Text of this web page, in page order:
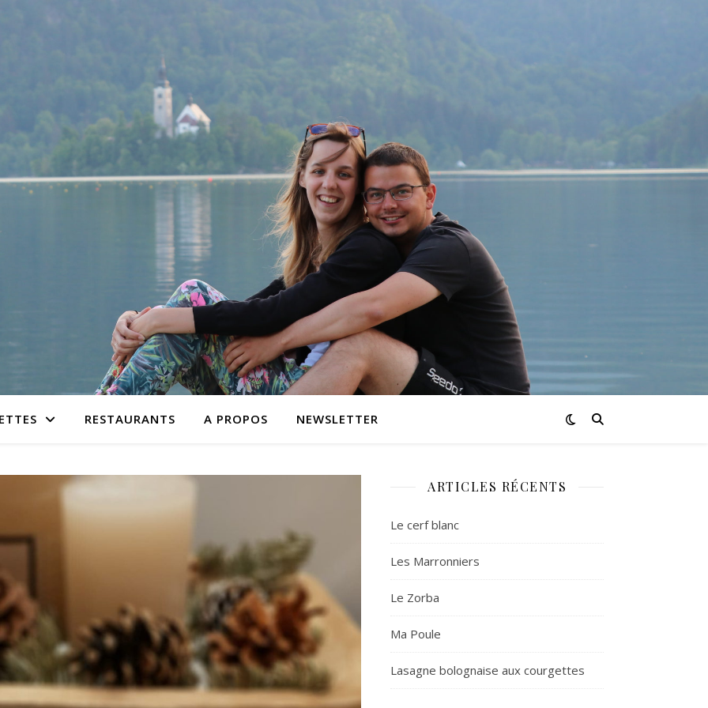
RESTAURANTS A PROPOS NEWSLETTER
ARTICLES RÉCENTS
Le cerf blanc
Les Marronniers
Le Zorba
Ma Poule
Lasagne bolognaise aux courgettes